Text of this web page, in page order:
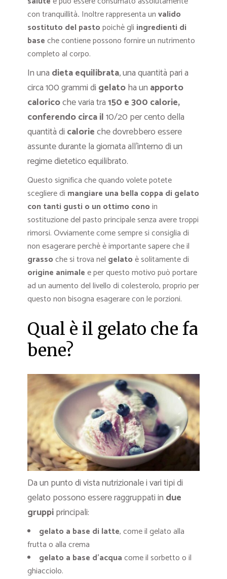
con tranquillità. Inoltre rappresenta unvalido
sostituto del pastopoichè gli ingredienti di
baseche contiene possono fornire un nutrimento
completo al corpo.
In una dieta equilibrata, una quantità pari a
circa 100 grammi di gelatoha un apporto
caloricoche varia tra150 e 300 calorie,
conferendo circa il10/20 per cento della
quantità di calorieche dovrebbero essere
assunte durante la giornata all’interno di un
regime dietetico equilibrato.
Questo significa che quando volete potete
scegliere di mangiare una bella coppa di gelato
con tanti gusti o un ottimo conoin
sostituzione del pasto principale senza avere troppi
rimorsi. Ovviamente come sempre si consiglia di
non esagerare perchè è importante sapere che il
grassoche si trova nel gelatoè solitamente di
origine animalee per questo motivo può portare
ad un aumento del livello di colesterolo, proprio per
questo non bisogna esagerare con le porzioni.
Qual è il gelato che fa
bene?
Da un punto di vista nutrizionale i vari tipi di
gelato possono essere raggruppati in due
gruppiprincipali:
gelato a base di latte, come il gelato alla
frutta o alla crema
gelato a base d’acquacome il sorbetto o il
ghiacciolo.